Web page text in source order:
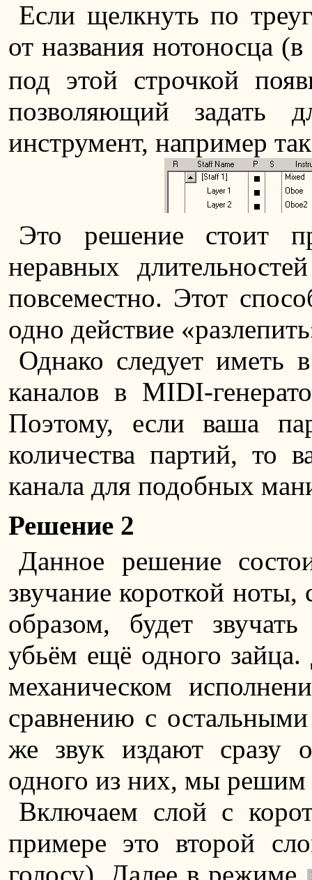
Если щелкнуть по
от названия нотоносца
под этой строчкой
позволяющий задать
инструмент, например
Это решение стоит
неравных
повсеместно. Этот
одно действие
Однако следует иметь
каналов в MIDI-
Поэтому, если ваша
количества партий, то
канала для подобных
Решение 2
Данное решение
звучание короткой
образом, будет
убьём ещё одного
механическом
сравнению с
же звук издают сразу
одного из них, мы решим
Включаем слой с
примере это второй
голосу). Далее в режиме